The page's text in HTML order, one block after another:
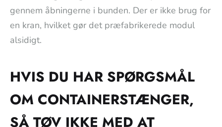
gennem åbningerne i bunden. Der er ikke brug for
en kran, hvilket gør det præfabrikerede modul
alsidigt.
HVIS DU HAR SPØRGSMÅL
OM CONTAINERSTÆNGER,
SÅ TØV IKKE MED AT